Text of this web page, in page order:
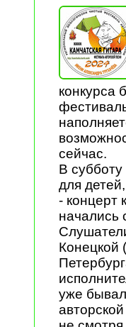
конкурса
сейчас.
В
для
- концерт
начались
Конецкой
уже